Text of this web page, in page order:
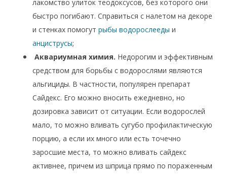
лакомство улиток теодоксусов, без которого они
быстро погибают. Справиться с налетом на декоре
и стенках помогут рыбы водорослееды и
анциструсы;
Аквариумная химия. Недорогим и эффективным
средством для борьбы с водорослями являются
альгициды. В частности, популярен препарат
Сайдекс. Его можно вносить ежедневно, но
дозировка зависит от ситуации. Если водорослей
мало, то можно вливать сугубо профилактическую
порцию, а если их много или есть точечно
заросшие места, то можно вливать сайдекс
активнее, причем из шприца прямо по пораженным